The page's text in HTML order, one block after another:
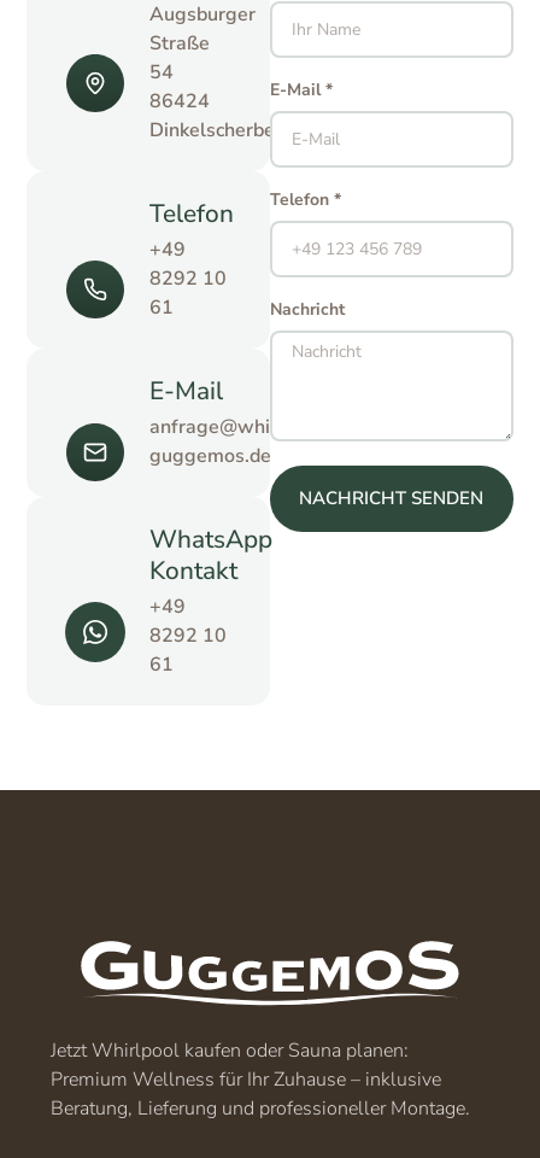
Augsburger
Straße
54
86424
Dinkelscherben
Telefon
+49
8292 10
61
E-Mail
anfrage@whirlpool-
guggemos.de
WhatsApp
Kontakt
+49
8292 10
61
E-Mail *
Telefon *
Nachricht
NACHRICHT SENDEN
Jetzt Whirlpool kaufen oder Sauna planen:
Premium Wellness für Ihr Zuhause – inklusive
Beratung, Lieferung und professioneller Montage.